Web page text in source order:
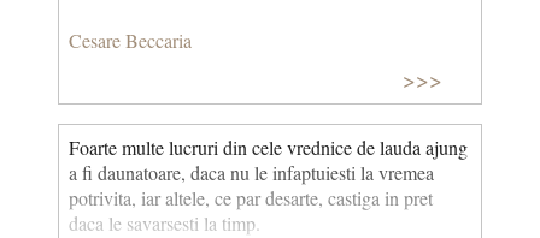
Cesare Beccaria
>>>
Foarte multe lucruri din cele vrednice de lauda ajung
a fi daunatoare, daca nu le infaptuiesti la vremea
potrivita, iar altele, ce par desarte, castiga in pret
daca le savarsesti la timp.